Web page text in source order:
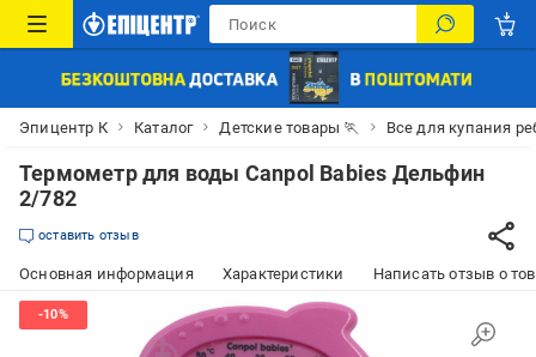
Эпицентр К Каталог Детские товары 🏃 Все для купания
Термометр для воды Canpol Babies Дельфин
2/782
оставить отзыв
Основная информация Характеристики Написать отзыв о